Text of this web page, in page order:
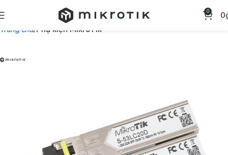
0 0
Trang chủ Phụ kiện MikroTik